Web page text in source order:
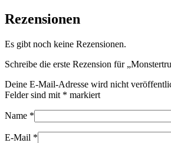
Rezensionen
Es gibt noch keine Rezensionen.
Schreibe die erste Rezension für
Deine E-Mail-Adresse wird nicht
Felder sind mit * markiert
Name *
E-Mail *